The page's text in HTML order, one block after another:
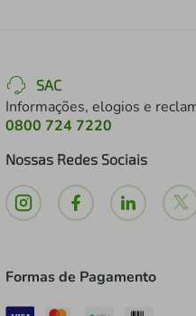
SAC
Informações, elogios e
0800 724 7220
Nossas Redes Sociais
Formas de Pagamento